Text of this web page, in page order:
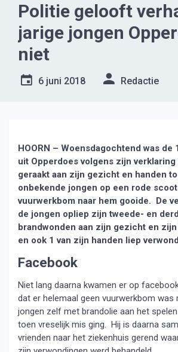
Politie gelooft
jarige jongen
niet
6 juni 2018 Redactie
HOORN – Woensdagochtend was de
uit Opperdoes volgens zijn
geraakt aan zijn gezicht en handen
onbekende jongen op een rode
vuurwerkbom naar hem gooide. De
de jongen opliep zijn tweede- en
brandwonden aan zijn gezicht en
en ook 1 van zijn handen liep
Facebook
Niet lang daarna kwamen er op
dat er helemaal geen vuurwerkbom was
jongen zelf met brandolie aan het
toen vreselijk mis ging. Hij is daarna
vrienden naar het ziekenhuis gerend